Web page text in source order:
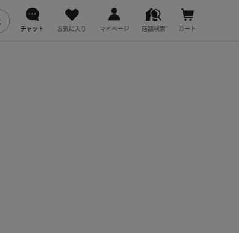
チャット お気に入り マイページ 店舗検索 カート